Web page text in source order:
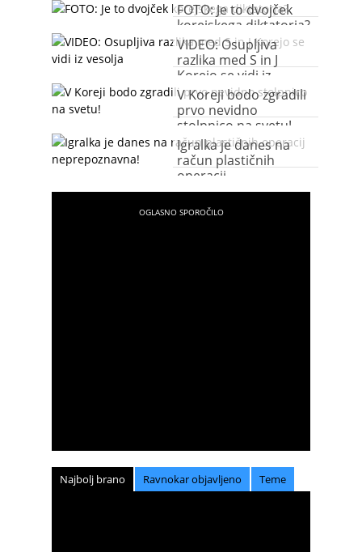
FOTO: Je to dvojček
korejskega diktatorja?
VIDEO: Osupljiva
razlika med S in J
Korejo se vidi iz
vesolja
V Koreji bodo zgradili
prvo nevidno
stolpnico na svetu!
Igralka je danes na
račun plastičnih
operacij
neprepoznavna!
Najbolj brano Ravnokar objavljeno Teme